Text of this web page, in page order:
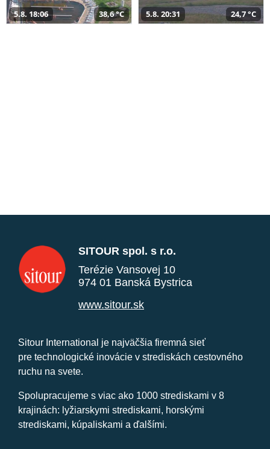
5.8. 18:06 38,6 °C 5.8. 20:31 24,7 °C
SITOUR spol. s r.o.
Terézie Vansovej 10
974 01 Banská Bystrica
www.sitour.sk
Sitour International je najväčšia firemná sieť
pre technologické inovácie v strediskách cestovného
ruchu na svete.
Spolupracujeme s viac ako 1000 strediskami v 8
krajinách: lyžiarskymi strediskami, horskými
strediskami, kúpaliskami a ďalšími.